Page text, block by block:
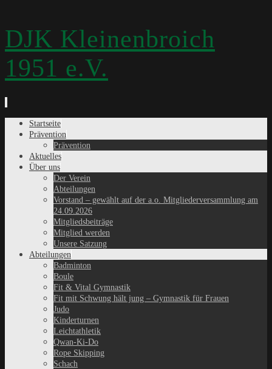
DJK Kleinenbroich
1951 e.V.
Zum
Inhalt
Startseite
Prävention
Prävention
Aktuelles
Über uns
Der Verein
Abteilungen
Vorstand – gewählt auf der a.o. Mitgliederversammlung am
24.09.2026
Mitgliedsbeiträge
Mitglied werden
Unsere Satzung
Abteilungen
Badminton
Boule
Fit & Vital Gymnastik
Fit mit Schwung hält jung – Gymnastik für Frauen
Judo
Kinderturnen
Leichtathletik
Qwan-Ki-Do
Rope Skipping
Schach